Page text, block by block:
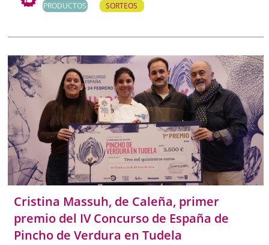
PRODUCTOS SORTEOS
Cristina Massuh, de Caleña, primer
premio del IV Concurso de España de
Pincho de Verdura en Tudela